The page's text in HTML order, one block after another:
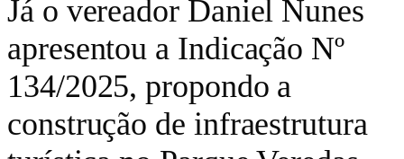
Já o vereador Daniel Nunes
apresentou a Indicação Nº
134/2025, propondo a
construção de infraestrutura